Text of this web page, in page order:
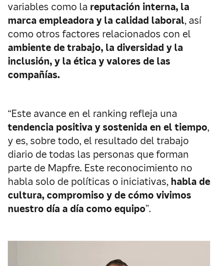
variables como la reputación interna, la
marca empleadora y la calidad laboral, así
como otros factores relacionados con el
ambiente de trabajo, la diversidad y la
inclusión, y la ética y valores de las
compañías.
“Este avance en el ranking refleja una
tendencia positiva y sostenida en el tiempo,
y es, sobre todo, el resultado del trabajo
diario de todas las personas que forman
parte de Mapfre. Este reconocimiento no
habla solo de políticas o iniciativas, habla de
cultura, compromiso y de cómo vivimos
nuestro día a día como equipo”.